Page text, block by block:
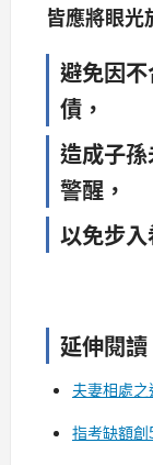
皆應將眼光
避免因
債，
造成子
警醒，
以免步入
延伸閱讀
夫妻相處之
指考缺額